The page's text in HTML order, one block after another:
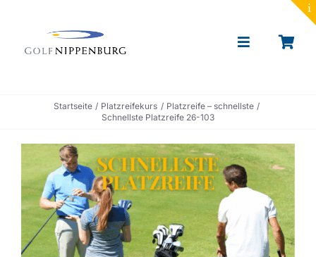
Toggle
Toptracer Range
Golf spielen
Startseite Platzreifekurs
Platzreife – schnellste
Schnellste Platzreife 26-103